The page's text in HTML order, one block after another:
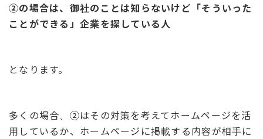
②の場合は、御社のことは知らないけど「そういった
ことができる」企業を探している人
となります。
多くの場合、②はその対策を考えてホームページを活
用しているか、ホームページに掲載する内容が相手に